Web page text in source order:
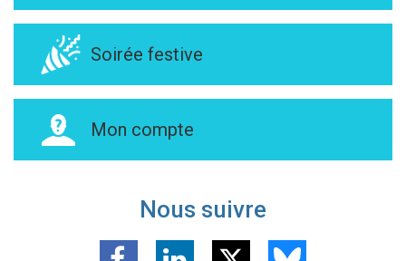
Soirée festive
Mon compte
Nous suivre